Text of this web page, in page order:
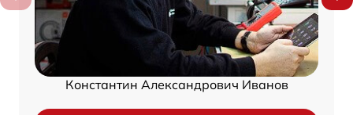
Константин Александрович Иванов